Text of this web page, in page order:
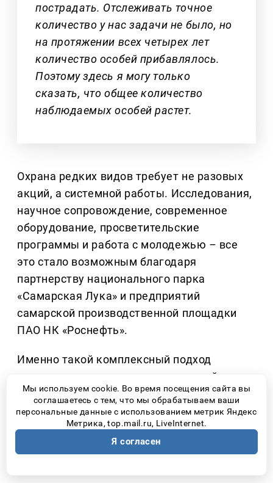
пострадать. Отслеживать точное
количество у нас задачи не было, но
на протяжении всех четырех лет
количество особей прибавлялось.
Поэтому здесь я могу только
сказать, что общее количество
наблюдаемых особей растет.
Охрана редких видов требует не разовых
акций, а системной работы. Исследования,
научное сопровождение, современное
оборудование, просветительские
программы и работа с молодежью – все
это стало возможным благодаря
партнерству национального парка
«Самарская Лука» и предприятий
самарской производственной площадки
ПАО НК «Роснефть».
Именно такой комплексный подход
позволяет не только изучать редкий вид,
но и создавать вокруг него сообщество
людей, понимающих, что природа
нуждается не столько в громких словах,
сколько в ответственном отношении
Мы используем cookie. Во время посещения сайта вы
соглашаетесь с тем, что мы обрабатываем ваши
персональные данные с использованием метрик Яндекс
Метрика, top.mail.ru, LiveInternet.
Я согласен